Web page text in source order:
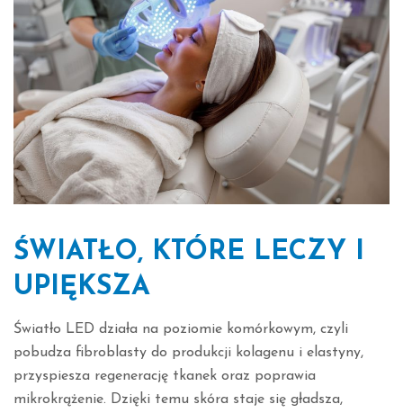
ŚWIATŁO, KTÓRE LECZY I
UPIĘKSZA
Światło LED działa na poziomie komórkowym, czyli
pobudza fibroblasty do produkcji kolagenu i elastyny,
przyspiesza regenerację tkanek oraz poprawia
mikrokrążenie. Dzięki temu skóra staje się gładsza,